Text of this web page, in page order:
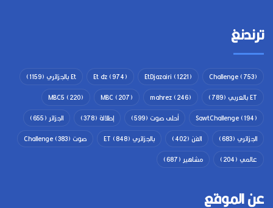
ترندنغ
Challenge(753)
EtDjazairi (1221)
Et dz(974) Et بالجزائري
(1159)
ET بالعربي
(789)
mahrez(246)
MBC(207)
MBC5 (220)
SawtChallenge(194) أحلى صوت (599) إطلالة (378) الجزائر (655)
الجزائري (683) الفن (402) بالجزائري ET (848) صوت Challenge (383)
عالمي (204) مشاهير (687)
عن الموقع